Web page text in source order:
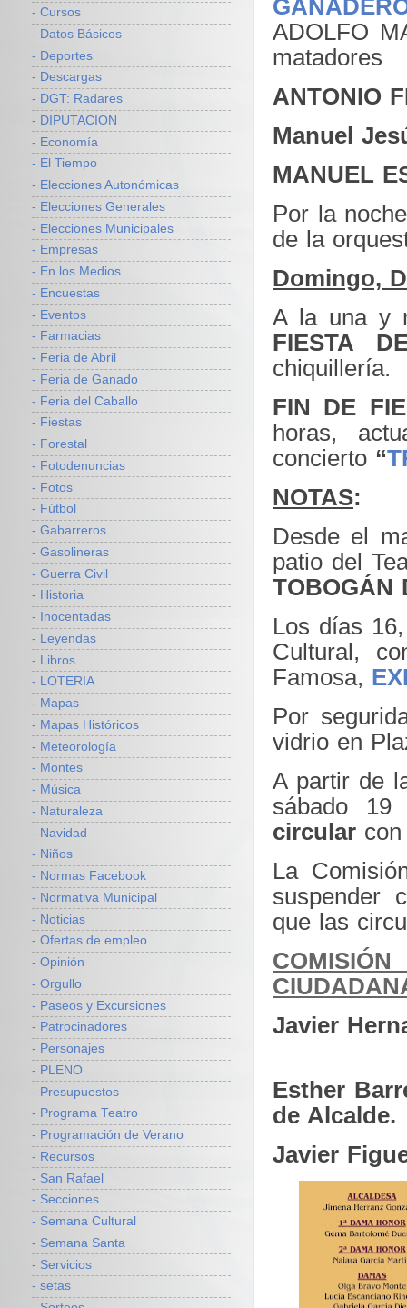
ADOLFO
matadores
ANTONIO
Manuel
MANUEL
Por la
de la
Domingo,
A la una y
FIESTA
chiquillería.
FIN DE
horas,
concierto “
NOTAS:
Desde el
patio del
TOBOGÁN
Los días
Cultural,
Famosa,
Por
vidrio en
A partir de
sábado
circular
La
suspender
que las
Javier
Esther
de Alcalde.
Javier
- Cursos
- Datos Básicos
- Deportes
- Descargas
- DGT: Radares
- DIPUTACION
- Economía
- El Tiempo
- Elecciones Autonómicas
- Elecciones Generales
- Elecciones Municipales
- Empresas
- En los Medios
- Encuestas
- Eventos
- Farmacias
- Feria de Abril
- Feria de Ganado
- Feria del Caballo
- Fiestas
- Forestal
- Fotodenuncias
- Fotos
- Fútbol
- Gabarreros
- Gasolineras
- Guerra Civil
- Historia
- Inocentadas
- Leyendas
- Libros
- LOTERIA
- Mapas
- Mapas Históricos
- Meteorología
- Montes
- Música
- Naturaleza
- Navidad
- Niños
- Normas Facebook
- Normativa Municipal
- Noticias
- Ofertas de empleo
- Opinión
- Orgullo
- Paseos y Excursiones
- Patrocinadores
- Personajes
- PLENO
- Presupuestos
- Programa Teatro
- Programación de Verano
- Recursos
- San Rafael
- Secciones
- Semana Cultural
- Semana Santa
- Servicios
- setas